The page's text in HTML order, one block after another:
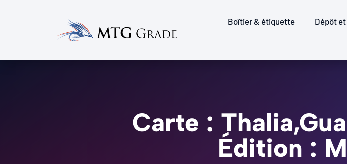
Boîtier & étiquette Dépôt
Carte :
Édition :